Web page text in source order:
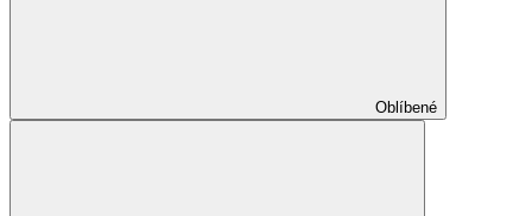
Oblíbené